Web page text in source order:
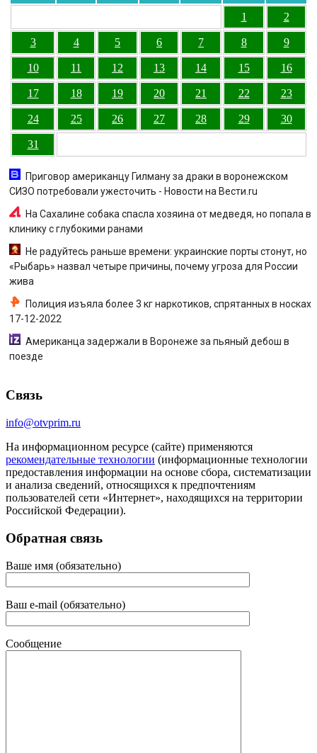
1
2
3 4 5 6 7 8 9
10 11 12 13 14 15 16
17 18 19 20 21 22 23
24 25 26 27 28 29 30
31
Приговор американцу Гилману за драки в воронежском
СИЗО потребовали ужесточить - Новости на Вести.ru
На Сахалине собака спасла хозяина от медведя, но попала в
клинику с глубокими ранами
Не радуйтесь раньше времени: украинские порты стонут, но
«Рыбарь» назвал четыре причины, почему угроза для России
жива
Полиция изъяла более 3 кг наркотиков, спрятанных в носках
17-12-2022
Американца задержали в Воронеже за пьяный дебош в
поезде
Связь
info@otvprim.ru
На информационном ресурсе (сайте) применяются
рекомендательные технологии (информационные технологии
предоставления информации на основе сбора, систематизации
и анализа сведений, относящихся к предпочтениям
пользователей сети «Интернет», находящихся на территории
Российской Федерации).
Обратная связь
Ваше имя (обязательно)
Ваш e-mail (обязательно)
Сообщение